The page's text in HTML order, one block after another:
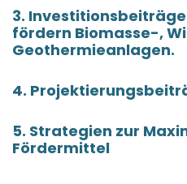
3.
fördern Biomasse-,
Geothermieanlagen.
4.
5. Strategien zur
Fördermittel